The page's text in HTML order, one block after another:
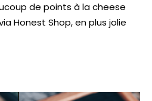
de points à la cheese
Honest Shop, en plus jolie